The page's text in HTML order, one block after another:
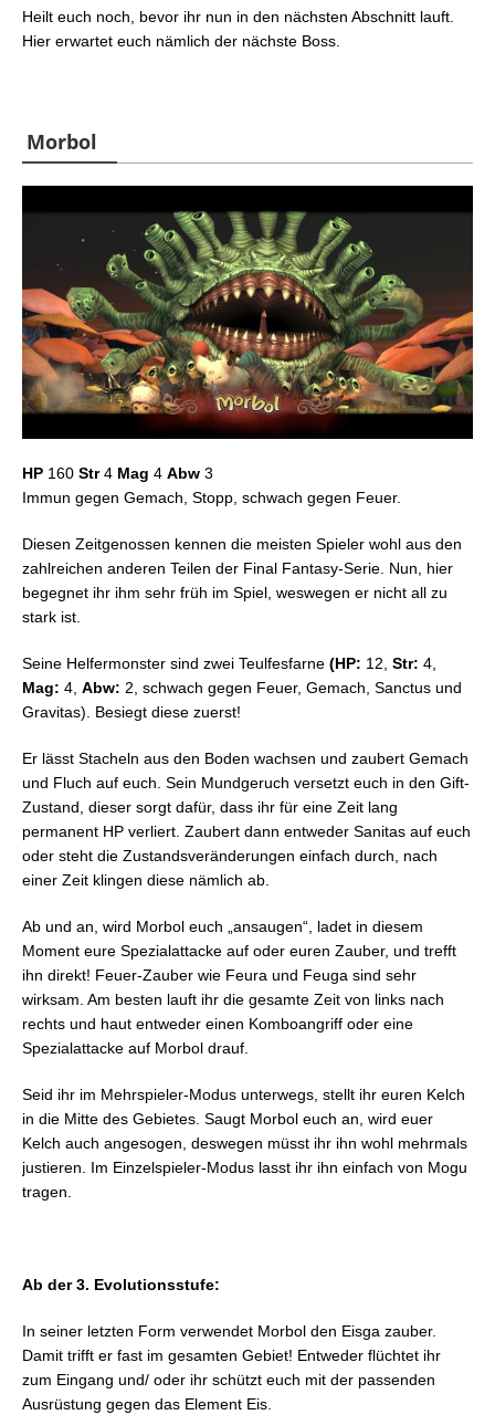
Heilt euch noch, bevor ihr nun in den nächsten Abschnitt lauft.
Hier erwartet euch nämlich der nächste Boss.
Morbol
HP 160 Str4 Mag 4 Abw 3
Immun gegen Gemach, Stopp, schwach gegen Feuer.
Diesen Zeitgenossen kennen die meisten Spieler wohl aus den
zahlreichen anderen Teilen der Final Fantasy-Serie. Nun, hier
begegnet ihr ihm sehr früh im Spiel, weswegen er nicht all zu
stark ist.
Seine Helfermonster sind zwei Teulfesfarne (HP: 12, Str: 4,
Mag: 4, Abw: 2, schwach gegen Feuer, Gemach, Sanctus und
Gravitas). Besiegt diese zuerst!
Er lässt Stacheln aus den Boden wachsen und zaubert Gemach
und Fluch auf euch. Sein Mundgeruch versetzt euch in den Gift-
Zustand, dieser sorgt dafür, dass ihr für eine Zeit lang
permanent HP verliert. Zaubert dann entweder Sanitas auf euch
oder steht die Zustandsveränderungen einfach durch, nach
einer Zeit klingen diese nämlich ab.
Ab und an, wird Morbol euch „ansaugen“, ladet in diesem
Moment eure Spezialattacke auf oder euren Zauber, und trefft
ihn direkt! Feuer-Zauber wie Feura und Feuga sind sehr
wirksam. Am besten lauft ihr die gesamte Zeit von links nach
rechts und haut entweder einen Komboangriff oder eine
Spezialattacke auf Morbol drauf.
Seid ihr im Mehrspieler-Modus unterwegs, stellt ihr euren Kelch
in die Mitte des Gebietes. Saugt Morbol euch an, wird euer
Kelch auch angesogen, deswegen müsst ihr ihn wohl mehrmals
justieren. Im Einzelspieler-Modus lasst ihr ihn einfach von Mogu
tragen.
Ab der 3. Evolutionsstufe:
In seiner letzten Form verwendet Morbol den Eisga zauber.
Damit trifft er fast im gesamten Gebiet! Entweder flüchtet ihr
zum Eingang und/ oder ihr schützt euch mit der passenden
Ausrüstung gegen das Element Eis.